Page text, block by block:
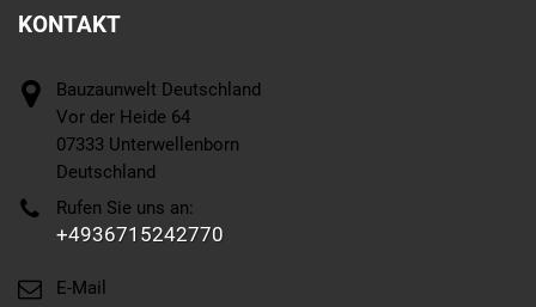
KONTAKT
Bauzaunwelt Deutschland
Vor der Heide 64
07333 Unterwellenborn
Deutschland
Rufen Sie uns an:
+4936715242770
E-Mail